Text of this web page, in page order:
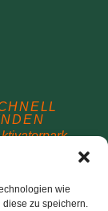
wie
diese zu speichern.